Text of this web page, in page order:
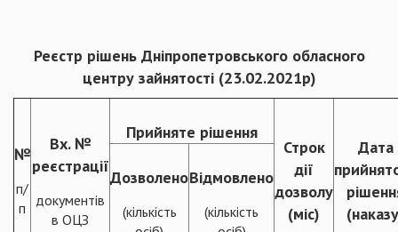
Реєстр рішень Дніпропетровського обласного
центру зайнятості (23.02.2021р)
№
п/
п
Вх. №
реєстрації
документів
в ОЦЗ
Прийняте рішення
Строк
дії
дозволу
(міс)
Дата
Дозволено
(кількість
Відмовлено
(кількість